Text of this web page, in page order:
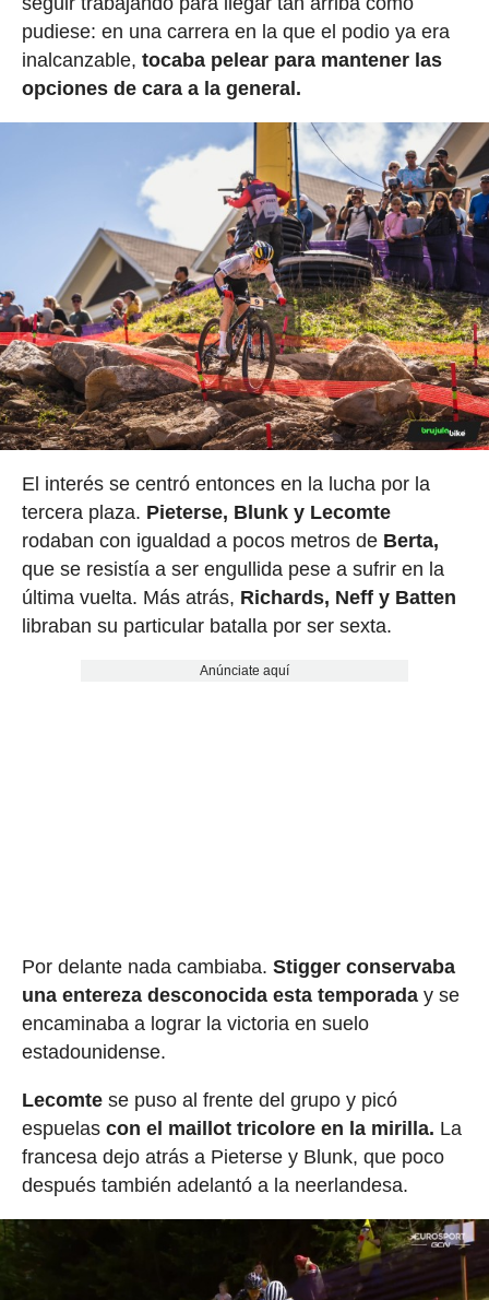
pudiese: en una carrera en la que el podio ya era
inalcanzable, tocaba pelear para mantener las
opciones de cara a la general.
El interés se centró entonces en la lucha por la
tercera plaza. Pieterse, Blunk y Lecomte
rodaban con igualdad a pocos metros de Berta,
que se resistía a ser engullida pese a sufrir en la
última vuelta. Más atrás, Richards, Neff y Batten
libraban su particular batalla por ser sexta.
Anúnciate aquí
Por delante nada cambiaba. Stigger conservaba
una entereza desconocida esta temporaday se
encaminaba a lograr la victoria en suelo
estadounidense.
Lecomtese puso al frente del grupo y picó
espuelas con el maillot tricolore en la mirilla. La
francesa dejo atrás a Pieterse y Blunk, que poco
después también adelantó a la neerlandesa.